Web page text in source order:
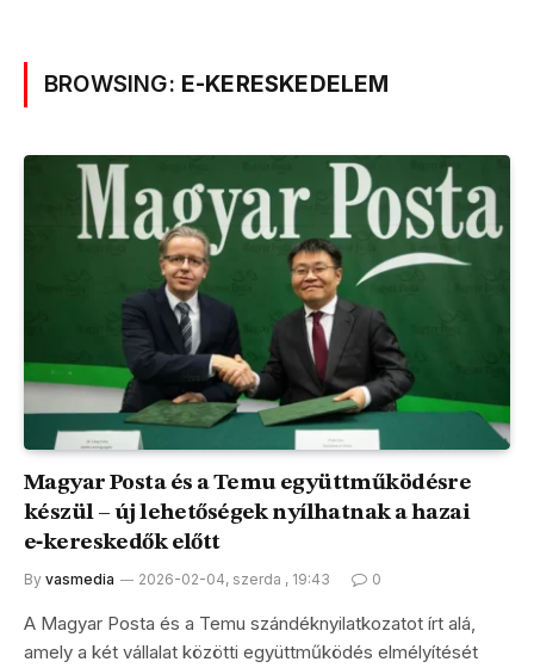
BROWSING: E-KERESKEDELEM
Magyar Posta és a Temu együttműködésre
készül – új lehetőségek nyílhatnak a hazai
e‑kereskedők előtt
By vasmedia 2026-02-04, szerda , 19:43 0
A Magyar Posta és a Temu szándéknyilatkozatot írt alá,
amely a két vállalat közötti együttműködés elmélyítését